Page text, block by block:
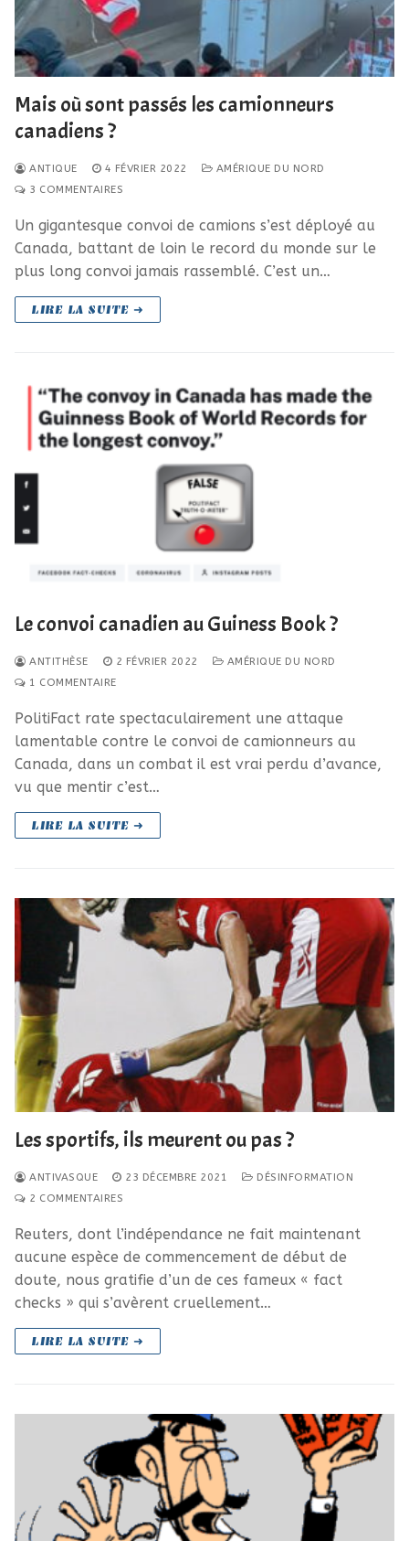
Mais où sont passés les camionneurs
canadiens ?
ANTIQUE 4 FÉVRIER 2022
AMÉRIQUE DU NORD
3 COMMENTAIRES
Un gigantesque convoi de camions s’est déployé au
Canada, battant de loin le record du monde sur le
plus long convoi jamais rassemblé. C’est un…
LIRE LA SUITE ➜
Le convoi canadien au Guiness Book ?
ANTITHÈSE 2 FÉVRIER 2022
AMÉRIQUE DU NORD
1 COMMENTAIRE
PolitiFact rate spectaculairement une attaque
lamentable contre le convoi de camionneurs au
Canada, dans un combat il est vrai perdu d’avance,
vu que mentir c’est…
LIRE LA SUITE ➜
Les sportifs, ils meurent ou pas ?
ANTIVASQUE 23 DÉCEMBRE 2021
DÉSINFORMATION
2 COMMENTAIRES
Reuters, dont l’indépendance ne fait maintenant
aucune espèce de commencement de début de
doute, nous gratifie d’un de ces fameux « fact
checks » qui s’avèrent cruellement…
LIRE LA SUITE ➜